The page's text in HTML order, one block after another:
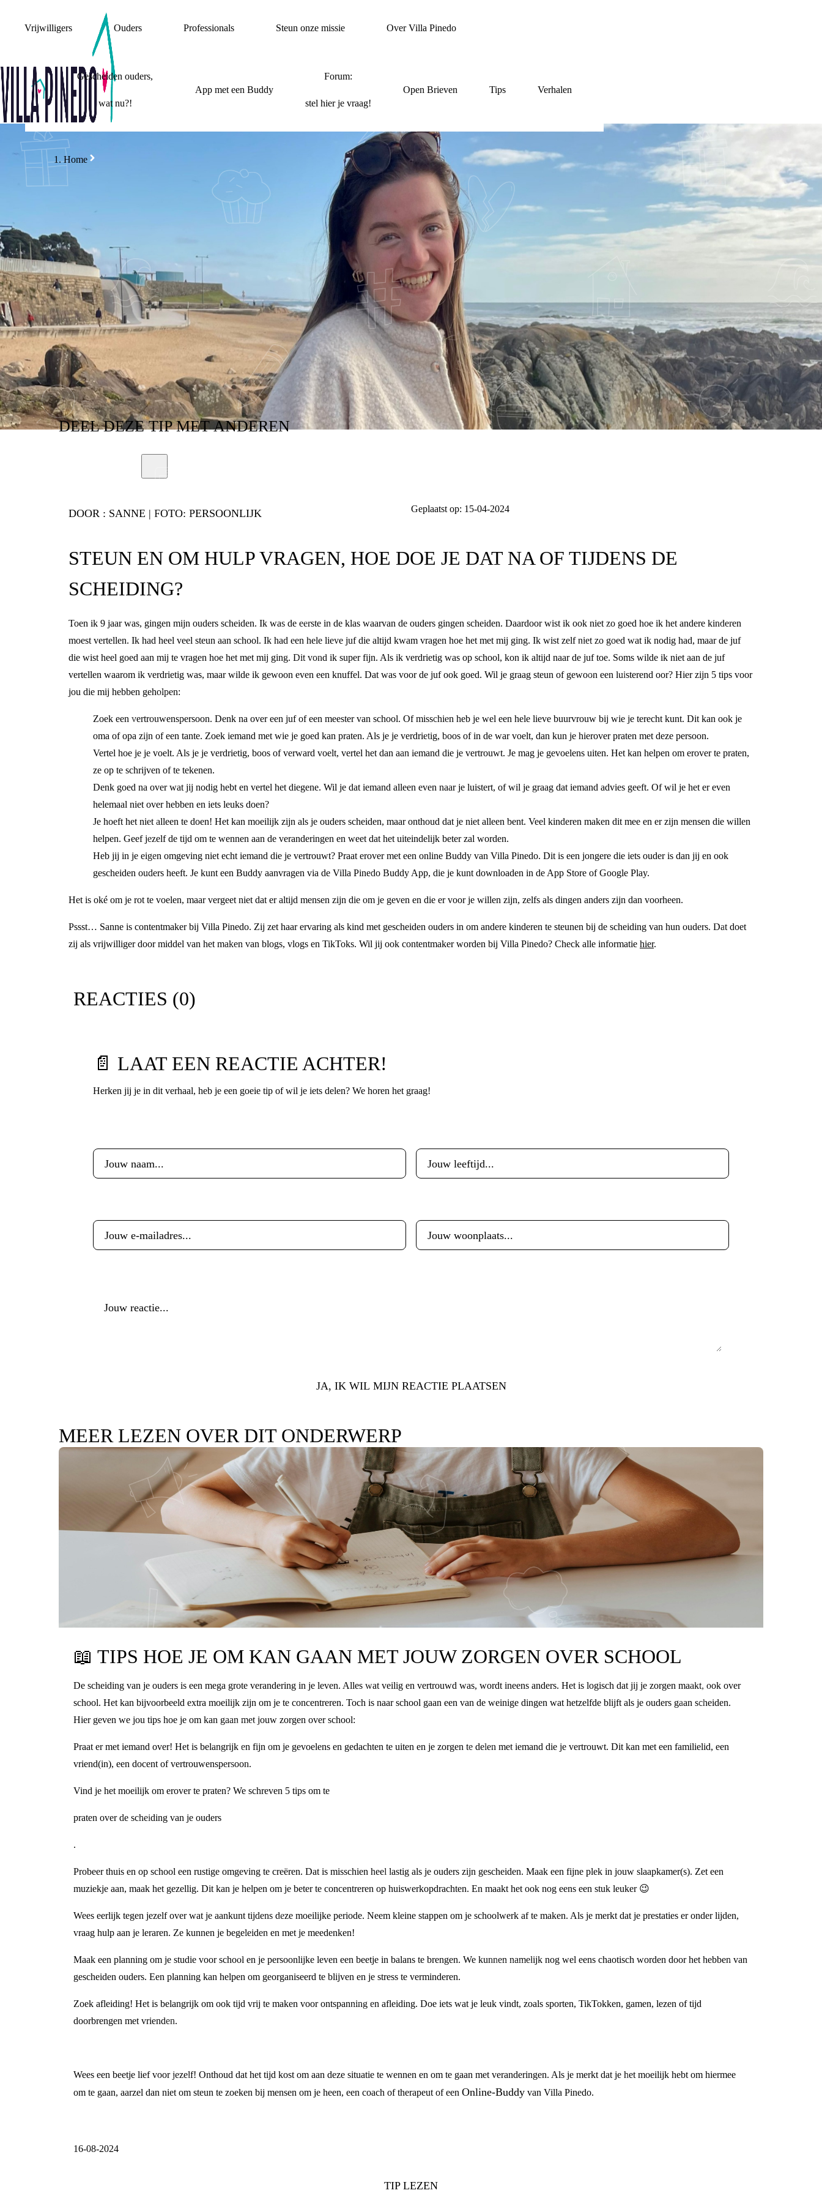
Vrijwilligers Ouders Professionals Steun onze missie Over Villa Pinedo
Gescheiden ouders,
wat nu?!
App met een Buddy
Forum:
stel hier je vraag!
Open Brieven Tips Verhalen
Home
OP SCHOOL
5 TIPS OM HULP TE VRAGEN TIJDENS EN NA DE
SCHEIDING
DEELDEZE TIPMET ANDEREN
DOOR : SANNE | FOTO: PERSOONLIJK Geplaatst op: 15-04-2024
STEUN EN OM HULP VRAGEN, HOE DOE JE DAT NA OF TIJDENS DE
SCHEIDING?
Toen ik 9 jaar was, gingen mijn ouders scheiden. Ik was de eerste in de klas waarvan de ouders gingen scheiden. Daardoor wist ik ook niet zo goed hoe ik het andere kinderen
moest vertellen. Ik had heel veel steun aan school. Ik had een hele lieve juf die altijd kwam vragen hoe het met mij ging. Ik wist zelf niet zo goed wat ik nodig had, maar de juf
die wist heel goed aan mij te vragen hoe het met mij ging. Dit vond ik super fijn. Als ik verdrietig was op school, kon ik altijd naar de juf toe. Soms wilde ik niet aan de juf
vertellen waarom ik verdrietig was, maar wilde ik gewoon even een knuffel. Dat was voor de juf ook goed. Wil je graag steun of gewoon een luisterend oor? Hier zijn 5 tips voor
jou die mij hebben geholpen:
Zoek een vertrouwenspersoon. Denk na over een juf of een meester van school. Of misschien heb je wel een hele lieve buurvrouw bij wie je terecht kunt. Dit kan ook je
oma of opa zijn of een tante. Zoek iemand met wie je goed kan praten. Als je je verdrietig, boos of in de war voelt, dan kun je hierover praten met deze persoon.
Vertel hoe je je voelt. Als je je verdrietig, boos of verward voelt, vertel het dan aan iemand die je vertrouwt. Je mag je gevoelens uiten. Het kan helpen om erover te praten,
ze op te schrijven of te tekenen.
Denk goed na over wat jij nodig hebt en vertel het diegene. Wil je dat iemand alleen even naar je luistert, of wil je graag dat iemand advies geeft. Of wil je het er even
helemaal niet over hebben en iets leuks doen?
Je hoeft het niet alleen te doen! Het kan moeilijk zijn als je ouders scheiden, maar onthoud dat je niet alleen bent. Veel kinderen maken dit mee en er zijn mensen die willen
helpen. Geef jezelf de tijd om te wennen aan de veranderingen en weet dat het uiteindelijk beter zal worden.
Heb jij in je eigen omgeving niet echt iemand die je vertrouwt? Praat erover met een online Buddy van Villa Pinedo. Dit is een jongere die iets ouder is dan jij en ook
gescheiden ouders heeft. Je kunt een Buddy aanvragen via de Villa Pinedo Buddy App, die je kunt downloaden in de App Store of Google Play.
Het is oké om je rot te voelen, maar vergeet niet dat er altijd mensen zijn die om je geven en die er voor je willen zijn, zelfs als dingen anders zijn dan voorheen.
Pssst… Sanne is contentmaker bij Villa Pinedo. Zij zet haar ervaring als kind met gescheiden ouders in om andere kinderen te steunen bij de scheiding van hun ouders. Dat doet
zij als vrijwilliger door middel van het maken van blogs, vlogs en TikToks. Wil jij ook contentmaker worden bij Villa Pinedo? Check alle informatie hier.
REACTIES (0)
📄 LAAT EEN REACTIE ACHTER!
Herken jij je in dit verhaal, heb je een goeie tip of wil je iets delen? We horen het graag!
JA, IK WIL MIJN REACTIE PLAATSEN
MEER LEZEN OVER DIT ONDERWERP
📖 TIPS HOE JE OM KAN GAAN MET JOUW ZORGEN OVER SCHOOL
De scheiding van je ouders is een mega grote verandering in je leven. Alles wat veilig en vertrouwd was, wordt ineens anders. Het is logisch dat jij je zorgen maakt, ook over
school. Het kan bijvoorbeeld extra moeilijk zijn om je te concentreren. Toch is naar school gaan een van de weinige dingen wat hetzelfde blijft als je ouders gaan scheiden.
Hier geven we jou tips hoe je om kan gaan met jouw zorgen over school:
Praat er met iemand over! Het is belangrijk en fijn om je gevoelens en gedachten te uiten en je zorgen te delen met iemand die je vertrouwt. Dit kan met een familielid, een
vriend(in), een docent of vertrouwenspersoon.
Vind je het moeilijk om erover te praten? We schreven 5 tips om te
praten over de scheiding van je ouders
.
Probeer thuis en op school een rustige omgeving te creëren. Dat is misschien heel lastig als je ouders zijn gescheiden. Maak een fijne plek in jouw slaapkamer(s). Zet een
muziekje aan, maak het gezellig. Dit kan je helpen om je beter te concentreren op huiswerkopdrachten. En maakt het ook nog eens een stuk leuker 😉
Wees eerlijk tegen jezelf over wat je aankunt tijdens deze moeilijke periode. Neem kleine stappen om je schoolwerk af te maken. Als je merkt dat je prestaties er onder lijden,
vraag hulp aan je leraren. Ze kunnen je begeleiden en met je meedenken!
Maak een planning om je studie voor school en je persoonlijke leven een beetje in balans te brengen. We kunnen namelijk nog wel eens chaotisch worden door het hebben van
gescheiden ouders. Een planning kan helpen om georganiseerd te blijven en je stress te verminderen.
Zoek afleiding! Het is belangrijk om ook tijd vrij te maken voor ontspanning en afleiding. Doe iets wat je leuk vindt, zoals sporten, TikTokken, gamen, lezen of tijd
doorbrengen met vrienden.
Wees een beetje lief voor jezelf! Onthoud dat het tijd kost om aan deze situatie te wennen en om te gaan met veranderingen. Als je merkt dat je het moeilijk hebt om hiermee
om te gaan, aarzel dan niet om steun te zoeken bij mensen om je heen, een coach of therapeut of een Online-Buddy van Villa Pinedo.
16-08-2024
TIP LEZEN